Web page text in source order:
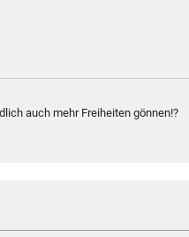
auch mehr Freiheiten gönnen!?